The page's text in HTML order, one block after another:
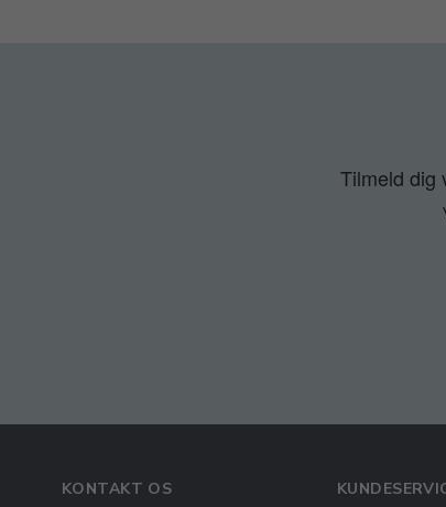
Tilmeld dig
KONTAKT OS